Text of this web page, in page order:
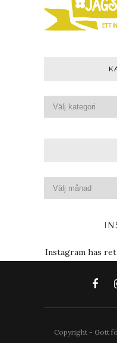
Instagram has
Copyright - Gott